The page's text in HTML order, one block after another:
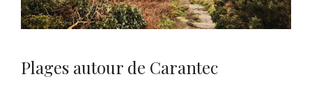
Plages autour de Carantec